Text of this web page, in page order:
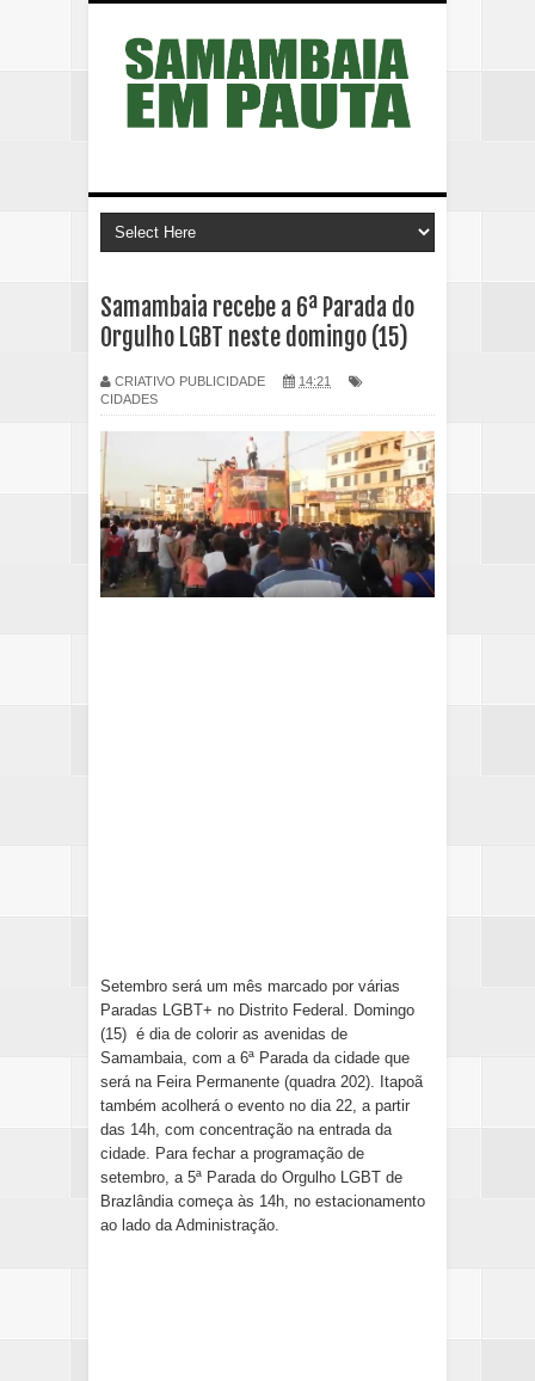
Samambaia recebe a 6ª Parada do
Orgulho LGBT neste domingo (15)
CRIATIVO PUBLICIDADE
14:21
CIDADES
Setembro será um mês marcado por várias
Paradas LGBT+ no Distrito Federal. Domingo
(15) é dia de colorir as avenidas de
Samambaia, com a 6ª Parada da cidade que
será na Feira Permanente (quadra 202). Itapoã
também acolherá o evento no dia 22, a partir
das 14h, com concentração na entrada da
cidade. Para fechar a programação de
setembro, a 5ª Parada do Orgulho LGBT de
Brazlândia começa às 14h, no estacionamento
ao lado da Administração.